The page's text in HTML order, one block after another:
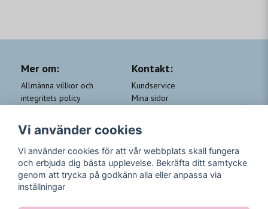
Mer om:
Allmänna villkor och
integritets policy
QA
Kundklubb Beauty for you
Kontakt:
Kundservice
Mina sidor
Returer
Trygga Betalningar
Följ oss
Instagram
Vi använder cookies
Vi använder cookies för att vår webbplats skall fungera
och erbjuda dig bästa upplevelse. Bekräfta ditt samtycke
genom att trycka på godkänn alla eller anpassa via
inställningar